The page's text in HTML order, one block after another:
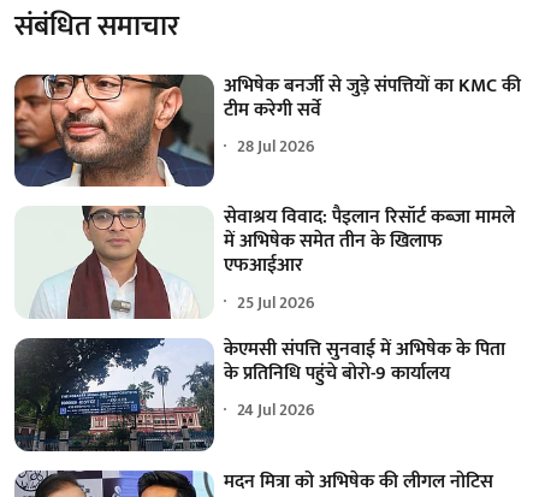
संबंधित समाचार
अभिषेक बनर्जी से जुड़े संपत्तियों का KMC की
टीम करेगी सर्वे
28 Jul 2026
सेवाश्रय विवाद: पैइलान रिसॉर्ट कब्जा मामले
में अभिषेक समेत तीन के खिलाफ
एफआईआर
25 Jul 2026
केएमसी संपत्ति सुनवाई में अभिषेक के पिता
के प्रतिनिधि पहुंचे बोरो-9 कार्यालय
24 Jul 2026
मदन मित्रा को अभिषेक की लीगल नोटिस